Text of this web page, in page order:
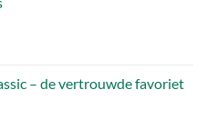
– de vertrouwde favoriet